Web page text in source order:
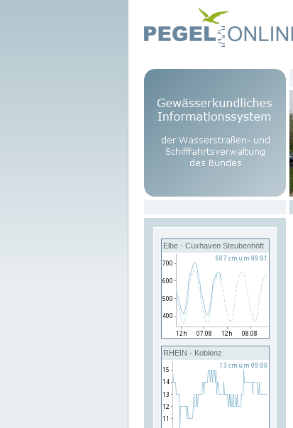
Elbe - Cuxhaven Steubenhöft
RHEIN - Koblenz